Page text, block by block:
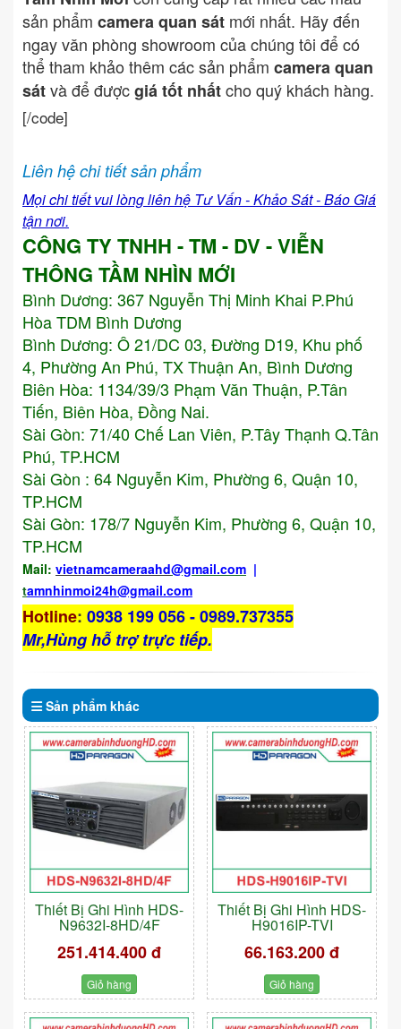
sản phẩm camera quan sát mới nhất. Hãy đến
ngay văn phòng showroom của chúng tôi để có
thể tham khảo thêm các sản phẩm camera quan
sátvà để đượcgiá tốt nhấtcho quý khách hàng.
[/code]
Liên hệ chi tiết sản phẩm
Mọi chi tiết vui lòng liên hệ Tư Vấn - Khảo Sát - Báo Giá
tận nơi.
CÔNG TY TNHH - TM - DV - VIỄN
THÔNG TẦM NHÌN MỚI
Bình Dương: 367 Nguyễn Thị Minh Khai P.Phú
Hòa TDM Bình Dương
Bình Dương: Ô 21/DC 03, Đường D19, Khu phố
4, Phường An Phú, TX Thuận An, Bình Dương
Biên Hòa: 1134/39/3 Phạm Văn Thuận, P.Tân
Tiến, Biên Hòa, Đồng Nai.
Sài Gòn: 71/40 Chế Lan Viên, P.Tây Thạnh Q.Tân
Phú, TP.HCM
Sài Gòn : 64 Nguyễn Kim, Phường 6, Quận 10,
TP.HCM
Sài Gòn: 178/7 Nguyễn Kim, Phường 6, Quận 10,
TP.HCM
Mail: vietnamcameraahd@gmail.com |
tamnhinmoi24h@gmail.com
Hotline: 0938 199 056 - 0989.737355
Mr,Hùng hỗ trợ trực tiếp.
Sản phẩm khác
Thiết Bị Ghi Hình HDS-
N9632I-8HD/4F
251.414.400 đ
Giỏ hàng
Thiết Bị Ghi Hình HDS-
H9016IP-TVI
66.163.200 đ
Giỏ hàng